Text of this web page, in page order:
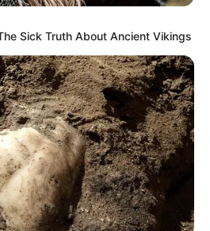
amely az Orbán-rendszer
International
alapján 2013 óta több mint
állami pénz került különböző
összeg, amelyből
vasutat lehetne
és ápolókat lehetne jobban
magyar vállalkozások
Sick Truth About Ancient Vikings